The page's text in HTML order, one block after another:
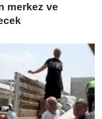
merkez ve